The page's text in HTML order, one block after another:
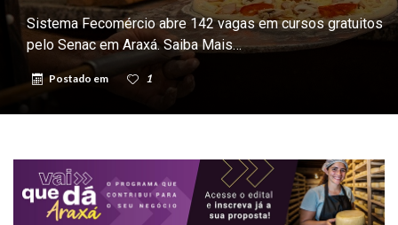
Sistema Fecomércio abre 142 vagas em cursos gratuitos
pelo Senac em Araxá. Saiba Mais…
Postado em 1